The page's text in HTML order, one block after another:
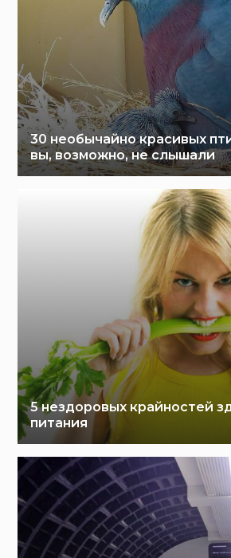
30 необычайно красивых
вы, возможно, не слышали
5 нездоровых крайностей
питания